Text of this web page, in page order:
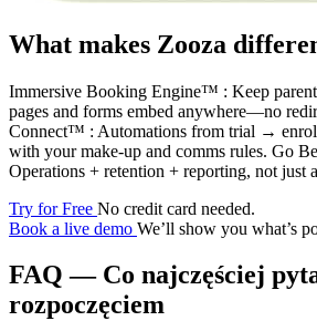
What makes Zooza
Immersive Booking Engine™ : Keep
pages and forms embed anywhere—no
Connect™ : Automations from trial →
with your make-up and comms rules. Go
Operations + retention + reporting, not just
Try for Free No credit card needed.
Book a live demo We’ll show you what’s
FAQ — Co najczęściej
rozpoczęciem